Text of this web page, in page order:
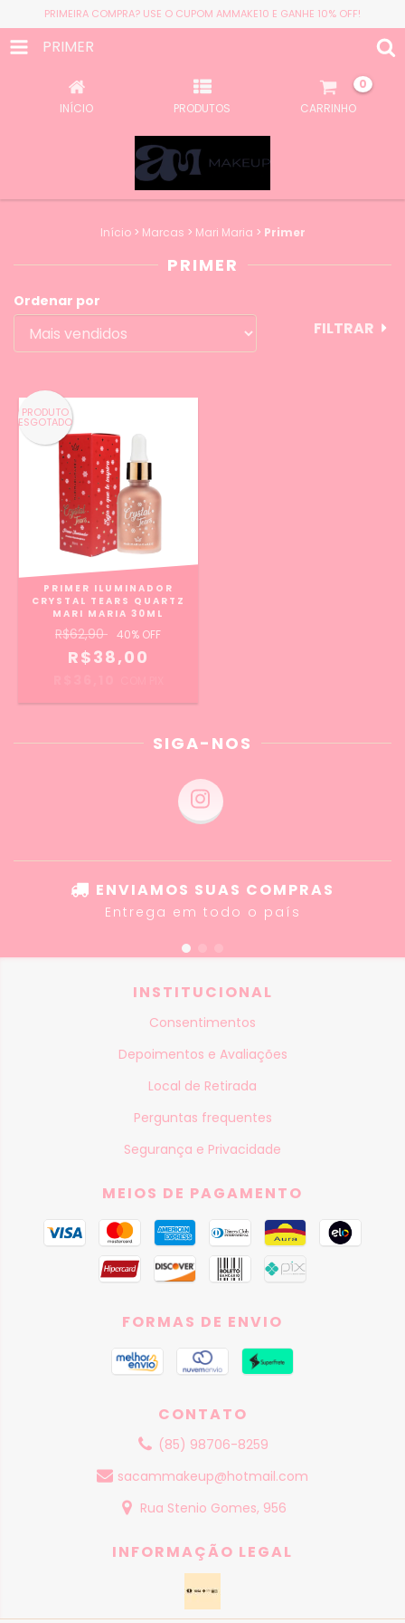
PRIMEIRA COMPRA? USE O CUPOM AMMAKE10 E GANHE 10% OFF!
PRIMER
INÍCIO PRODUTOS CARRINHO
0
Início > Marcas > Mari Maria > Primer
PRIMER
Ordenar por
FILTRAR
PRODUTO
ESGOTADO
PRIMER ILUMINADOR
CRYSTAL TEARS QUARTZ
MARI MARIA 30ML
R$62,90 40% OFF
R$38,00
SIGA-NOS
ENVIAMOS SUAS COMPRAS
Entrega em todo o país
INSTITUCIONAL
Consentimentos
Depoimentos e Avaliações
Local de Retirada
Perguntas frequentes
Segurança e Privacidade
MEIOS DE PAGAMENTO
FORMAS DE ENVIO
CONTATO
(85) 98706-8259
sacammakeup@hotmail.com
Rua Stenio Gomes, 956
INFORMAÇÃO LEGAL